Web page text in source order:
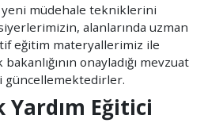
müdehale tekniklerini
alanlarında uzman
eğitim materyallerimiz ile
onayladığı mevzuat
Eğitici